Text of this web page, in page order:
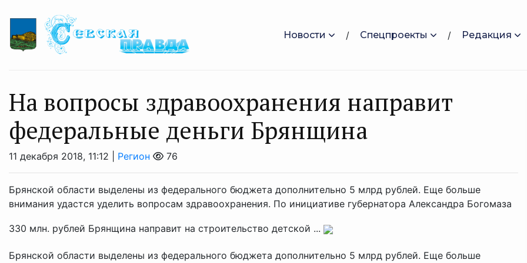
Новости Спецпроекты Редакция
На вопросы здравоохранения направит
федеральные деньги Брянщина
11 декабря 2018, 11:12 | Регион 76
Брянской области выделены из федерального бюджета дополнительно 5 млрд рублей. Еще больше
внимания удастся уделить вопросам здравоохранения. По инициативе губернатора Александра Богомаза
330 млн. рублей Брянщина направит на строительство детской ...
Брянской области выделены из федерального бюджета дополнительно 5 млрд рублей. Еще больше